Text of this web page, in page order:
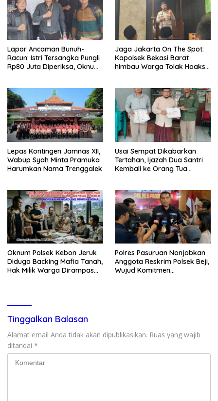
Lapor Ancaman Bunuh-
Racun: Istri Tersangka Pungli
Rp80 Juta Diperiksa, Oknum
Jaga Jakarta On The Spot:
Kapolsek Bekasi Barat
himbau Warga Tolak Hoaks
Lepas Kontingen Jamnas XII,
Wabup Syah Minta Pramuka
Harumkan Nama Trenggalek
Usai Sempat Dikabarkan
Tertahan, Ijazah Dua Santri
Kembali ke Orang Tua
Oknum Polsek Kebon Jeruk
Diduga Backing Mafia Tanah,
Hak Milik Warga Dirampas
Polres Pasuruan Nonjobkan
Anggota Reskrim Polsek Beji,
Wujud Komitmen
Tinggalkan Balasan
Alamat email Anda tidak akan dipublikasikan. Ruas yang wajib
ditandai *